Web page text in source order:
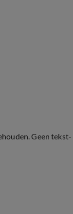
Geen tekst-